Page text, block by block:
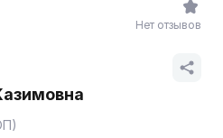
Нет отзывов